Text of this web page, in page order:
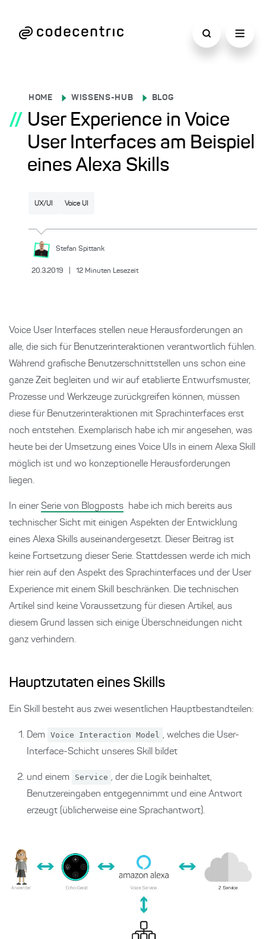
HOME WISSENS-HUB BLOG
// User Experience in Voice
User Interfaces am Beispiel
eines Alexa Skills
UX/UI Voice UI
Stefan Spittank
20.3.2019 12 Minuten Lesezeit
Voice User Interfaces stellen neue Herausforderungen an
alle, die sich für Benutzerinteraktionen verantwortlich fühlen.
Während grafische Benutzerschnittstellen uns schon eine
ganze Zeit begleiten und wir auf etablierte Entwurfsmuster,
Prozesse und Werkzeuge zurückgreifen können, müssen
diese für Benutzerinteraktionen mit Sprachinterfaces erst
noch entstehen. Exemplarisch habe ich mir angesehen, was
heute bei der Umsetzung eines Voice UIs in einem Alexa Skill
möglich ist und wo konzeptionelle Herausforderungen
liegen.
In einerSerie von Blogposts
habe ich mich bereits aus
technischer Sicht mit einigen Aspekten der Entwicklung
eines Alexa Skills auseinandergesetzt. Dieser Beitrag ist
keine Fortsetzung dieser Serie. Stattdessen werde ich mich
hier rein auf den Aspekt des Sprachinterfaces und der User
Experience mit einem Skill beschränken. Die technischen
Artikel sind keine Voraussetzung für diesen Artikel, aus
diesem Grund lassen sich einige Überschneidungen nicht
ganz verhindern.
Hauptzutaten eines Skills
Ein Skill besteht aus zwei wesentlichen Hauptbestandteilen:
Dem Voice Interaction Model , welches die User-
Interface-Schicht unseres Skill bildet
und einem Service , der die Logik beinhaltet,
Benutzereingaben entgegennimmt und eine Antwort
erzeugt (üblicherweise eine Sprachantwort).